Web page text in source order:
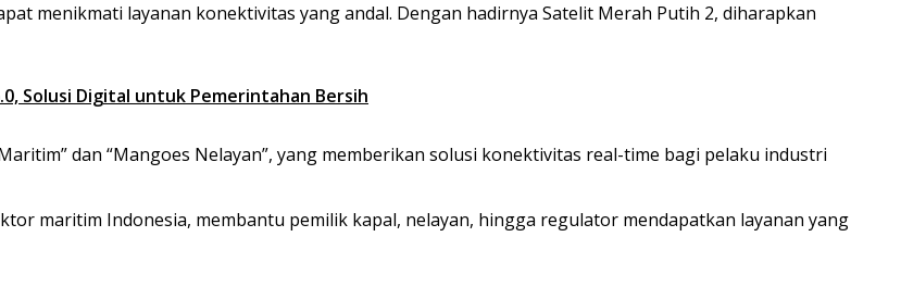
menikmati layanan konektivitas yang andal. Dengan hadirnya Satelit Merah Putih 2, diharapkan
Solusi Digital untuk Pemerintahan Bersih
dan “Mangoes Nelayan”, yang memberikan solusi konektivitas real-time bagi pelaku industri
maritim Indonesia, membantu pemilik kapal, nelayan, hingga regulator mendapatkan layanan yang